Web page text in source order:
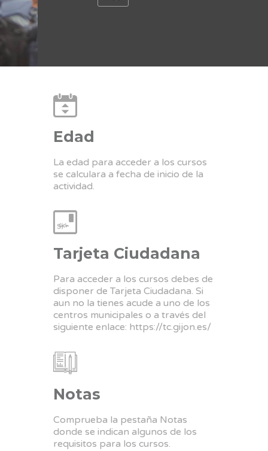
Edad
La edad para acceder a los cursos
se calculara a fecha de inicio de la
actividad.
Tarjeta Ciudadana
Para acceder a los cursos debes de
disponer de Tarjeta Ciudadana. Si
aun no la tienes acude a uno de los
centros municipales o a través del
siguiente enlace: https://tc.gijon.es/
Notas
Comprueba la pestaña Notas
donde se indican algunos de los
requisitos para los cursos.